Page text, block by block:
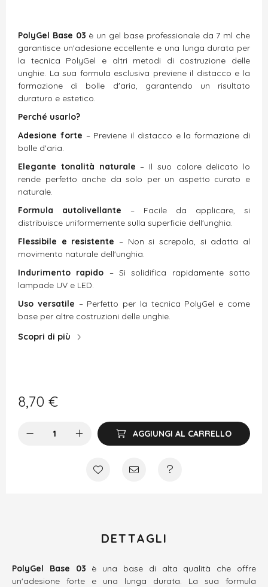
PolyGel Base 03 è un gel base professionale da 7 ml che
garantisce un'adesione eccellente e una lunga durata per
la tecnica PolyGel e altri metodi di costruzione delle
unghie. La sua formula esclusiva previene il distacco e la
formazione di bolle d'aria, garantendo un risultato
duraturo e estetico.
Perché usarlo?
Adesione forte – Previene il distacco e la formazione di
bolle d'aria.
Elegante tonalità naturale – Il suo colore delicato lo
rende perfetto anche da solo per un aspetto curato e
naturale.
Formula autolivellante – Facile da applicare, si
distribuisce uniformemente sulla superficie dell'unghia.
Flessibile e resistente – Non si screpola, si adatta al
movimento naturale dell'unghia.
Indurimento rapido – Si solidifica rapidamente sotto
lampade UV e LED.
Uso versatile – Perfetto per la tecnica PolyGel e come
base per altre costruzioni delle unghie.
Scopri di più
8,70 €
AGGIUNGI AL CARRELLO
DETTAGLI
PolyGel Base 03 è una base di alta qualità che offre
un'adesione forte e una lunga durata. La sua formula